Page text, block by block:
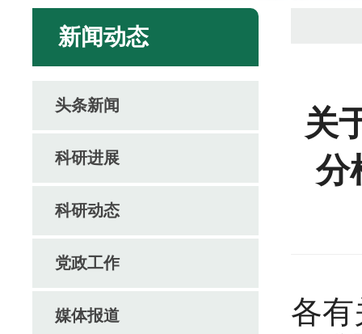
新闻动态
头条新闻
科研进展
科研动态
党政工作
媒体报道
关
分
各